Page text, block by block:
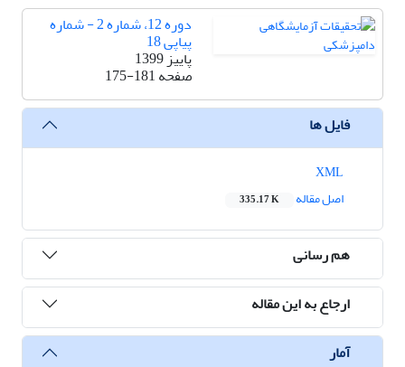
دوره 12، شماره 2 - شماره
پیاپی 18
پاییز 1399
صفحه175-181
فایل ها
اصل مقاله
335.17 K
هم رسانی
ارجاع به این مقاله
آمار